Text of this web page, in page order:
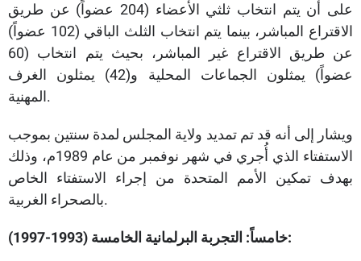
على أن يتم انتخاب ثلثي الأعضاء (204 عضواً) عن طريق
الاقتراع المباشر، بينما يتم انتخاب الثلث الباقي (102 عضواً)
عن طريق الاقتراع غير المباشر، بحيث يتم انتخاب (60
عضواً) يمثلون الجماعات المحلية و(42) يمثلون الغرف
المهنية.
ويشار إلى أنه قد تم تمديد ولاية المجلس لمدة سنتين بموجب
الاستفتاء الذي أُجري في شهر نوفمبر من عام 1989م، وذلك
بهدف تمكين الأمم المتحدة من إجراء الاستفتاء الخاص
بالصحراء الغربية.
خامساً: التجربة البرلمانية الخامسة (1993-1997):